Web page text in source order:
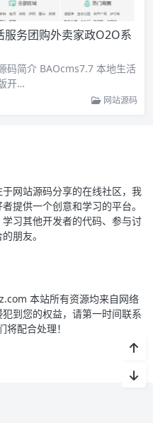
服务团购外卖家政O2O系
码简介 BAOcms7.7 本地生活
开…
网站源码
网站源码分享的在线社区，我
提供一个创意和学习的平台。
习其他开发者的代码、参与讨
朋友。
本站所有资源均来自网络
到您的权益，请第一时间联系
配合处理！